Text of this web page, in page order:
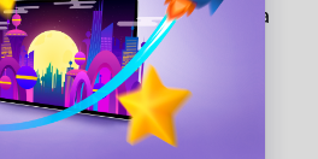
atento a cualquier pista
¿Vale la